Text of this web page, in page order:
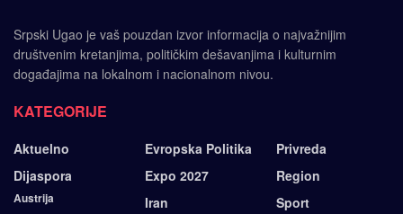
Srpski Ugao je vaš pouzdan izvor informacija o najvažnijim
društvenim kretanjima, političkim dešavanjima i kulturnim
događajima na lokalnom i nacionalnom nivou.
KATEGORIJE
Aktuelno
Dijaspora
Austrija
Evropska Politika
Expo 2027
Iran
Privreda
Region
Sport